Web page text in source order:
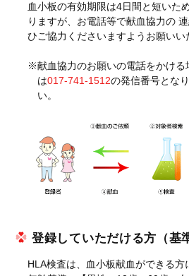
血小板の有効期限は4日間と短いた
りますが、お電話等で献血協力の
ひご協力くださいますようお願いい
※献血協力のお願いの電話をかける
は017-741-1512の発信番号とな
い。
登録していただける方（基
HLA検査は、血小板献血ができる方